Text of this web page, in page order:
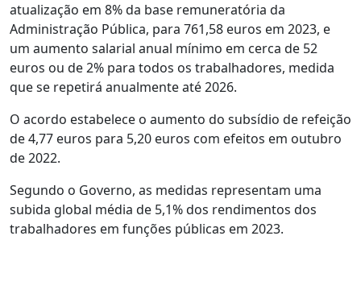
atualização em 8% da base remuneratória da
Administração Pública, para 761,58 euros em 2023, e
um aumento salarial anual mínimo em cerca de 52
euros ou de 2% para todos os trabalhadores, medida
que se repetirá anualmente até 2026.
O acordo estabelece o aumento do subsídio de refeição
de 4,77 euros para 5,20 euros com efeitos em outubro
de 2022.
Segundo o Governo, as medidas representam uma
subida global média de 5,1% dos rendimentos dos
trabalhadores em funções públicas em 2023.